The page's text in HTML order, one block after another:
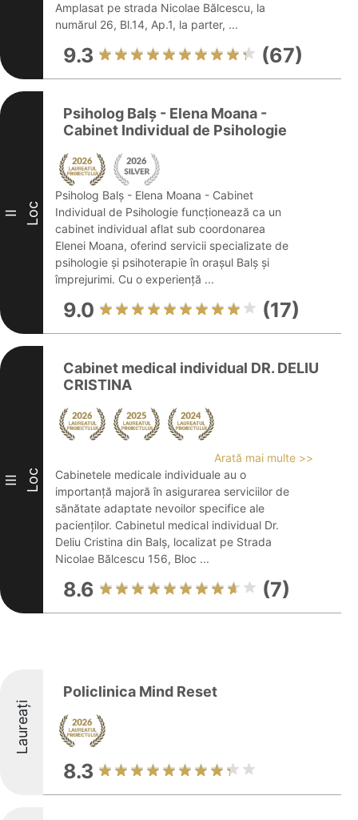
Amplasat pe strada Nicolae Bălcescu, la
numărul 26, Bl.14, Ap.1, la parter, ...
9.3 (67)
II Loc
Psiholog Balș - Elena Moana -
Cabinet Individual de Psihologie
Psiholog Balș - Elena Moana - Cabinet
Individual de Psihologie funcționează ca un
cabinet individual aflat sub coordonarea
Elenei Moana, oferind servicii specializate de
psihologie și psihoterapie în orașul Balș și
împrejurimi. Cu o experiență ...
9.0 (17)
III Loc
Cabinet medical individual DR. DELIU
CRISTINA
Arată mai multe >>
Cabinetele medicale individuale au o
importanță majoră în asigurarea serviciilor de
sănătate adaptate nevoilor specifice ale
pacienților. Cabinetul medical individual Dr.
Deliu Cristina din Balș, localizat pe Strada
Nicolae Bălcescu 156, Bloc ...
8.6 (7)
Laureați
Policlinica Mind Reset
8.3